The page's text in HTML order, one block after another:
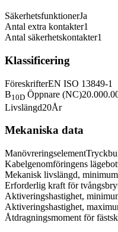
SäkerhetsfunktionerJa
Antal extra kontakter1
Antal säkerhetskontakter1
Klassificering
FöreskrifterEN ISO 13849-1
B10D Öppnare (NC)
Livslängd20År
Mekaniska data
Manövreringselement
Kabelgenomföringens läge
Mekanisk livslängd, minimum
Erforderlig kraft för
Aktiveringshastighet,
Aktiveringshastighet,
Åtdragningsmoment för